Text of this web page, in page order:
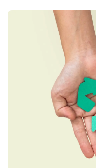
Chapa Decorativa